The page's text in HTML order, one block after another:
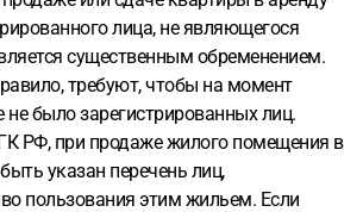
лица, не являющегося
существенным обременением.
требуют, чтобы на момент
не было зарегистрированных лиц.
РФ, при продаже жилого помещения в
указан перечень лиц,
пользования этим жильем. Если